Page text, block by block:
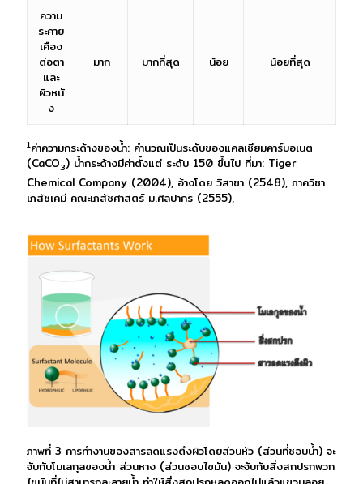
ความ
ระคาย
เคือง
ต่อตา
และ
ผิวหนั
ง
มาก มากที่สุด น้อย น้อยที่สุด
1ค่าความกระด้างของน้ำ: คำนวณเป็นระดับของแคลเซียมคาร์บอเนต
(CaCO3) น้ำกระด้างมีค่าตั้งแต่ ระดับ 150 ขึ้นไป ที่มา: Tiger
Chemical Company (2004), อ้างโดย วิสาขา (2548), ภาควิชา
เภสัชเคมี คณะเภสัชศาสตร์ ม.ศิลปากร (2555),
ภาพที่ 3 การทำงานของสารลดแรงตึงผิวโดยส่วนหัว (ส่วนที่ชอบน้ำ) จะ
จับกับโมเลกุลของน้ำ ส่วนหาง (ส่วนชอบไขมัน) จะจับกับสิ่งสกปรกพวก